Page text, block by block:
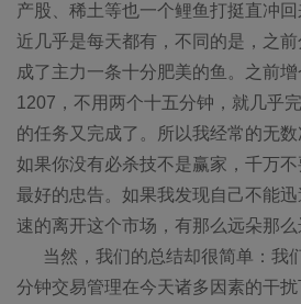
产股、稀土等也一个鲤鱼打挺直冲
近几乎是每天都有，不同的是，之
成了主力一条十分肥美的鱼。之前
1207，不用两个十五分钟，就几乎
的任务又完成了。所以我经常的无数
如果你没有必杀技不是赢家，千万
最好的忠告。如果我发现自己不能
速的离开这个市场，有那么远朵那么
当然，我们的总结却很简单：我
分钟交易管理在今天诸多因素的干